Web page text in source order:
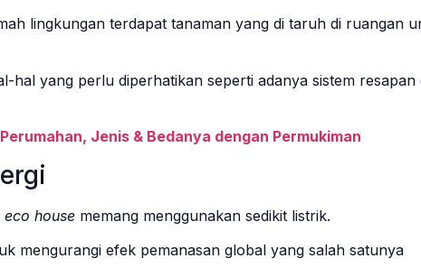
lingkungan terdapat tanaman yang di taruh di ruangan
hal yang perlu diperhatikan seperti adanya sistem resapan
Jenis & Bedanya dengan Permukiman
eco house memang menggunakan sedikit listrik.
mengurangi efek pemanasan global yang salah satunya